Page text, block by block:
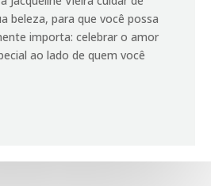
beleza, para que você possa
importa: celebrar o amor
ao lado de quem você